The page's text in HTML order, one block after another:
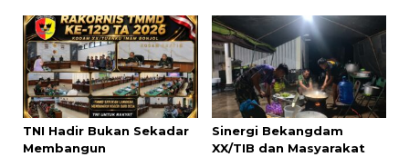
TNI Hadir Bukan Sekadar
Membangun
Sinergi Bekangdam
XX/TIB dan Masyarakat